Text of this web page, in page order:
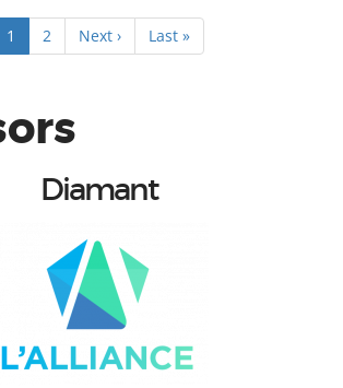
Page
courante
1 Page
2
Page
suivante
Next ›
Dernière
page
Last »
Diamant